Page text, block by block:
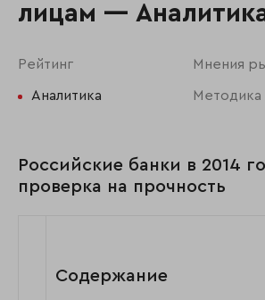
лицам —
Рейтинг Мнения
Аналитика Методика
Российские банки в 2014
проверка на прочность
Содержание